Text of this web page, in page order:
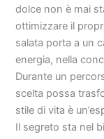
dolce non è mai
ottimizzare il
salata porta a un
energia, nella
Durante un
scelta possa
stile di vita è
Il segreto sta nel